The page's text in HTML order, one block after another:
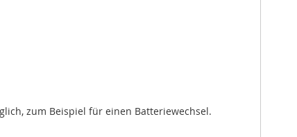
zum Beispiel für einen Batteriewechsel.